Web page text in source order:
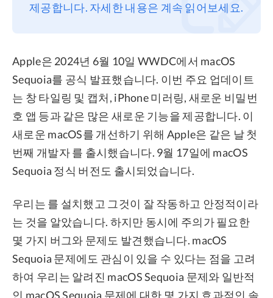
제공합니다. 자세한 내용은 계속 읽어보세요.
Apple은 2024년 6월 10일 WWDC에서 macOS
Sequoia를 공식 발표했습니다. 이번 주요 업데이트
는 창 타일링 및 캡처, iPhone 미러링, 새로운 비밀번
호 앱 등과 같은 많은 새로운 기능을 제공합니다. 이
새로운 macOS를 개선하기 위해 Apple은 같은 날 첫
번째 개발자 를 출시했습니다. 9월 17일에 macOS
Sequoia 정식 버전도 출시되었습니다.
우리는 를 설치했고 그것이 잘 작동하고 안정적이라
는 것을 알았습니다. 하지만 동시에 주의가 필요한
몇 가지 버그와 문제도 발견했습니다. macOS
Sequoia 문제에도 관심이 있을 수 있다는 점을 고려
하여 우리는 알려진 macOS Sequoia 문제와 일반적
인 macOS Sequoia 문제에 대한 몇 가지 효과적인 솔